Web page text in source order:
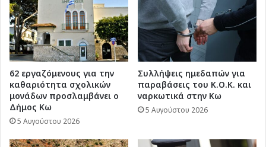
62 εργαζόμενους για την
καθαριότητα σχολικών
μονάδων προσλαμβάνει ο
Δήμος Κω
5 Αυγούστου 2026
Συλλήψεις ημεδαπών για
παραβάσεις του Κ.Ο.Κ. και
ναρκωτικά στην Κω
5 Αυγούστου 2026